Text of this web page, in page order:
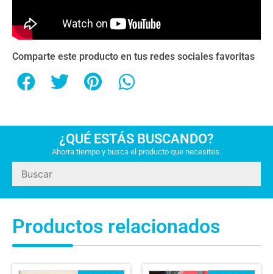
Comparte este producto en tus redes sociales favoritas
¿QUÉ ESTÁS BUSCANDO?
Ahorra tiempo y busca el producto que necesites.
Productos relacionados